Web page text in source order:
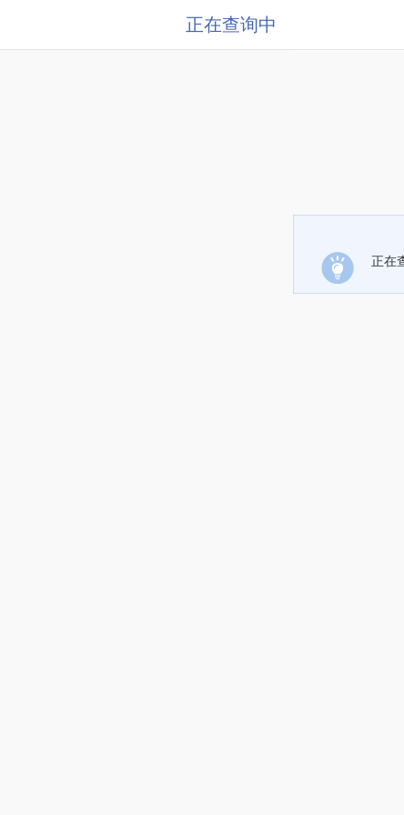
正在查询中
正在